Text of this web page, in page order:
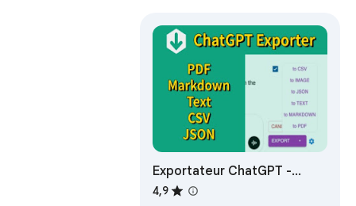
Exportateur ChatGPT -
ChatGPT en PDF, MD, et plus
4,9